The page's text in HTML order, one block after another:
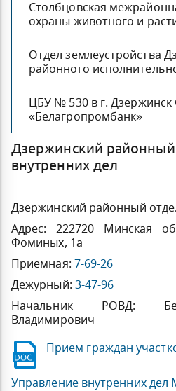
Столбцовская
охраны животного и
Отдел землеустройства
районного
ЦБУ № 530 в г.
«Белагропромбанк»
Дзержинский районный
внутренних дел
Дзержинский районный
Адрес: 222720 Минская
Фоминых, 1а
Приемная: 7-69-26
Дежурный: 3-47-96
Начальник РОВД:
Владимирович
Прием граждан
Управление внутренних